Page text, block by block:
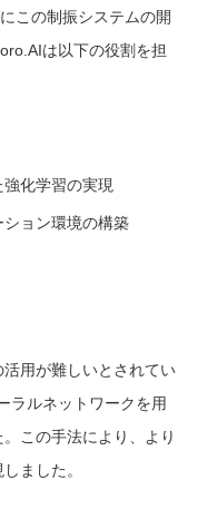
この制振システムの開
は以下の役割を担
化学習の実現
ョン環境の構築
用が難しいとされてい
ラルネットワークを用
この手法により、より
ました。